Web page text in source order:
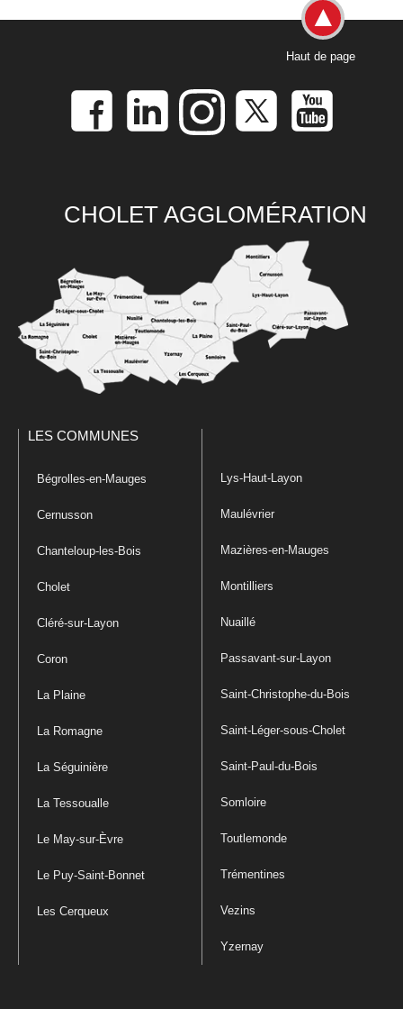
Haut de page
CHOLET AGGLOMÉRATION
LES COMMUNES
Bégrolles-en-Mauges
Cernusson
Chanteloup-les-Bois
Cholet
Cléré-sur-Layon
Coron
La Plaine
La Romagne
La Séguinière
La Tessoualle
Le May-sur-Èvre
Le Puy-Saint-Bonnet
Les Cerqueux
Lys-Haut-Layon
Maulévrier
Mazières-en-Mauges
Montilliers
Nuaillé
Passavant-sur-Layon
Saint-Christophe-du-Bois
Saint-Léger-sous-Cholet
Saint-Paul-du-Bois
Somloire
Toutlemonde
Trémentines
Vezins
Yzernay